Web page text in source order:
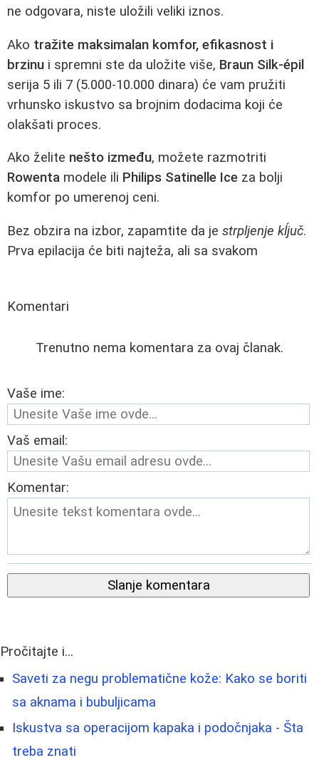
ne odgovara, niste uložili veliki iznos.
Ako tražite maksimalan komfor, efikasnost i
brzinu i spremni ste da uložite više, Braun Silk-épil
serija 5 ili 7 (5.000-10.000 dinara) će vam pružiti
vrhunsko iskustvo sa brojnim dodacima koji će
olakšati proces.
Ako želite nešto između, možete razmotriti
Rowenta modele ili Philips Satinelle Ice za bolji
komfor po umerenoj ceni.
Bez obzira na izbor, zapamtite da je strpljenje kĺjuč.
Prva epilacija će biti najteža, ali sa svakom
Komentari
Trenutno nema komentara za ovaj članak.
Vaše ime:
Vaš email:
Komentar:
Slanje komentara
Pročitajte i...
Saveti za negu problematične kože: Kako se boriti
sa aknama i bubuljicama
Iskustva sa operacijom kapaka i podočnjaka - Šta
treba znati